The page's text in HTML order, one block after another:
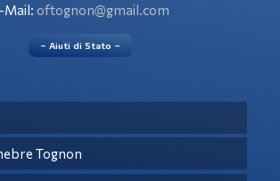
Mail: oftognon@gmail.com
– Aiuti di Stato –
Tognon